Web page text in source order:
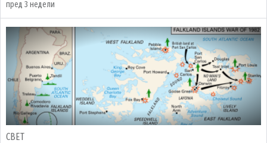
пред 3 недели
СВЕТ